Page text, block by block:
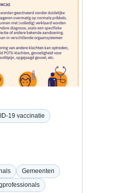
19 vaccinatie
Gemeenten